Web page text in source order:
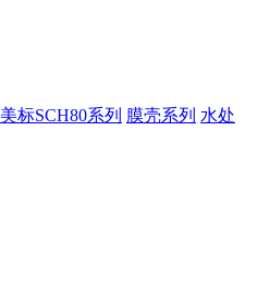
美标SCH80系列 膜壳系列 水处